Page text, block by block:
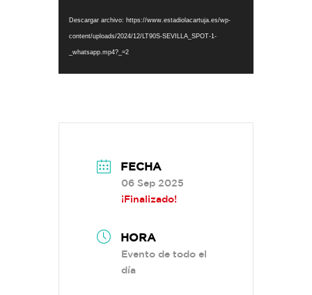
Descargar archivo: https://www.estadiolacartuja.es/wp-
content/uploads/2024/12/LT90S-SEVILLA_SPOT-1-
_whatsapp.mp4?_=2
FECHA
06 Sep 2025
¡Finalizado!
HORA
Evento de todo el
día